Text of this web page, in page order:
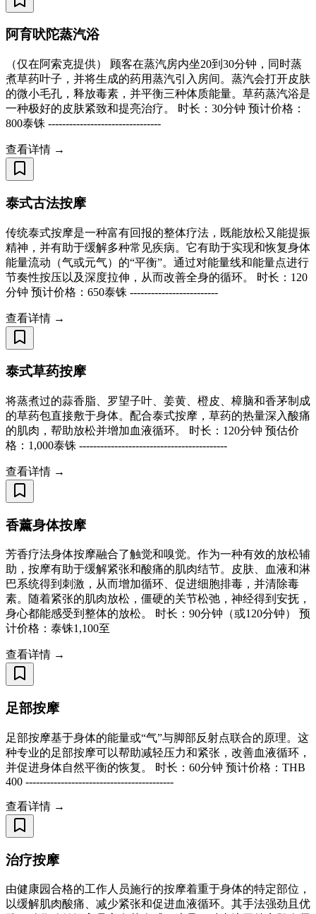
阿育吠陀蒸汽浴
（仅在阿索克提供） 顾客在蒸汽房内坐20到30分钟，同时蒸
煮草药叶子，并将生成的药用蒸汽引入房间。蒸汽会打开皮肤
的微小毛孔，释放毒素，并平衡三种体质能量。草药蒸汽浴是
一种极好的皮肤紧致和提亮治疗。 时长：30分钟 预计价格：
800泰铢 --------------------------------
查看详情 →
泰式古法按摩
传统泰式按摩是一种富有回报的整体疗法，既能放松又能提振
精神，并有助于缓解多种常见疾病。它有助于实现和恢复身体
能量流动（气或元气）的“平衡”。通过对能量线和能量点进行
节奏性按压以及深度拉伸，从而改善全身的循环。 时长：120
分钟 预计价格：650泰铢 -------------------------
查看详情 →
泰式草药按摩
将蒸煮过的蒜香脂、罗望子叶、姜黄、橙皮、樟脑和香茅制成
的草药包直接敷于身体。配合泰式按摩，草药的热量深入酸痛
的肌肉，帮助放松并增加血液循环。 时长：120分钟 预估价
格：1,000泰铢 ------------------------------------------
查看详情 →
香薰身体按摩
芳香疗法身体按摩融合了触觉和嗅觉。作为一种有效的放松辅
助，按摩有助于缓解紧张和酸痛的肌肉结节。皮肤、血液和淋
巴系统得到刺激，从而增加循环、促进细胞排毒，并清除毒
素。随着紧张的肌肉放松，僵硬的关节松弛，神经得到安抚，
身心都能感受到整体的放松。 时长：90分钟（或120分钟） 预
计价格：泰铢1,100至
查看详情 →
足部按摩
足部按摩基于身体的能量或“气”与脚部反射点联合的原理。这
种专业的足部按摩可以帮助减轻压力和紧张，改善血液循环，
并促进身体自然平衡的恢复。 时长：60分钟 预计价格：THB
400 ------------------------------------------
查看详情 →
治疗按摩
由健康园合格的工作人员施行的按摩着重于身体的特定部位，
以缓解肌肉酸痛、减少紧张和促进血液循环。其手法强劲且优